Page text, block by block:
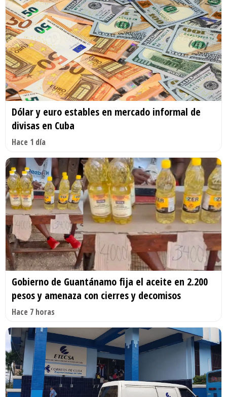
Dólar y euro estables en mercado informal de
divisas en Cuba
Hace 1 día
Gobierno de Guantánamo fija el aceite en 2.200
pesos y amenaza con cierres y decomisos
Hace 7 horas